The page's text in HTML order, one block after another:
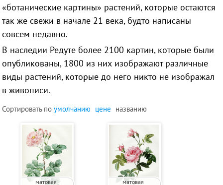
«ботанические картины» растений, которые остаются
так же свежи в начале 21 века, будто написаны
совсем недавно.
В наследии Редутеболее 2100 картин, которые были
опубликованы, 1800 из них изображают различные
виды растений, которые до него никто не изображал
в живописи.
Сортировать поумолчанию цене названию
матовая
матовая